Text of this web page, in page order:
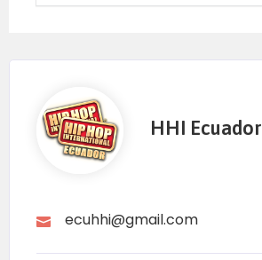
HHI Ecuador
ecuhhi@gmail.com